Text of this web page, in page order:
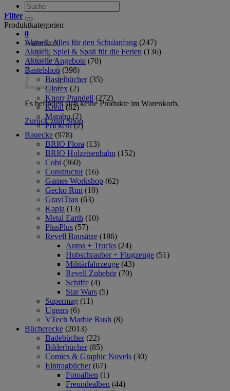
Suche
nach:
0
Warenkorb
Es befinden sich keine Produkte im Warenkorb.
Zurück zum Shop
Filter
Produktkategorien
Aktuell: Alles für den Schulanfang (247)
Aktuell: Spiel & Spaß für die Ferien (136)
Aktuelle Angebote (70)
Bastelshop (398)
Bastelbücher (35)
Glorex (2)
Knorr Prandell (272)
Kreul (82)
Marabu (2)
Prickeln (2)
Bauecke (978)
BRIO Flora (13)
BRIO Holzeisenbahn (152)
Cobi (360)
Constructor (16)
Games Workshop (62)
Gecko Run (10)
GraviTrax (63)
Kapla (13)
Metal Earth (10)
PlusPlus (57)
Revell Bausätze (186)
Autos + Trucks (24)
Hubschrauber + Flugzeuge (51)
Militärfahrzeuge (43)
Revell Zubehör (70)
Schiffe (4)
Star Wars (5)
Supermag (11)
Ugears (6)
VTech Marble Rush (8)
Bücherecke (2013)
Badebücher (22)
Bilderbücher (85)
Comics & Graphic Novels (30)
Eintragbücher (67)
Fotoalben (1)
Freundealben (44)